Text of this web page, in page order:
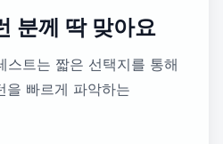
분께 딱 맞아요
스트는 짧은 선택지를 통해
을 빠르게 파악하는